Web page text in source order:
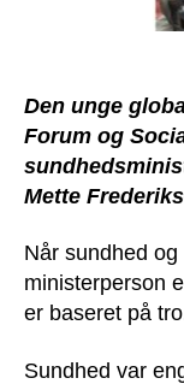
Den unge
Forum og
Mette
Når sundhed
ministerperson
er baseret på
Sundhed var